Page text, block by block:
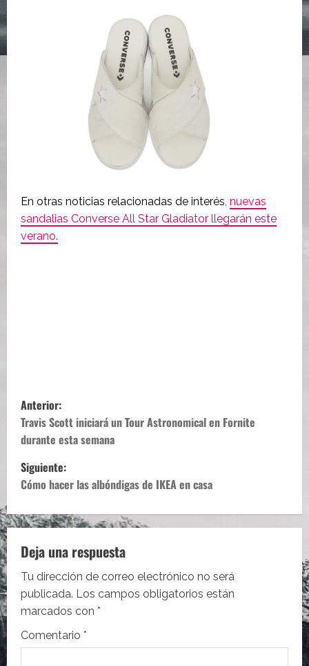
En otras noticias relacionadas de interés, nuevas
sandalias Converse All Star Gladiator llegarán este
verano.
N
a
v
e
g
a
c
i
ó
Anterior:
Travis Scott iniciará un Tour Astronomical en Fornite
durante esta semana
Siguiente:
Cómo hacer las albóndigas de IKEA en casa
Deja una respuesta
Tu dirección de correo electrónico no será
publicada. Los campos obligatorios están
marcados con *
Comentario *